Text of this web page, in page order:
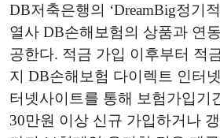
DB저축은행의 ‘DreamBig정기
열사 DB손해보험의 상품과 연
공한다. 적금 가입 이후부터 적
지 DB손해보험 다이렉트 인터
터넷사이트를 통해 보험가입기
30만원 이상 신규 가입하거나